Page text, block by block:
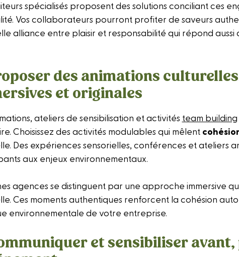
spécialisés proposent des solutions conciliant ces
Vos collaborateurs pourront profiter de saveurs
alliance entre plaisir et responsabilité qui répond aussi
des animations
et originales
ateliers de sensibilisation et activités team building
Choisissez des activités modulables qui mêlent
Des expériences sensorielles, conférences et ateliers
aux enjeux environnementaux.
agences se distinguent par une approche immersive
Ces moments authentiques renforcent la cohésion
environnementale de votre entreprise.
et sensibiliser